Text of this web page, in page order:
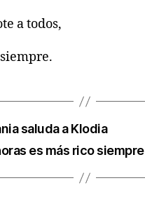
a todos,
saluda a Klodia
es más rico siempre